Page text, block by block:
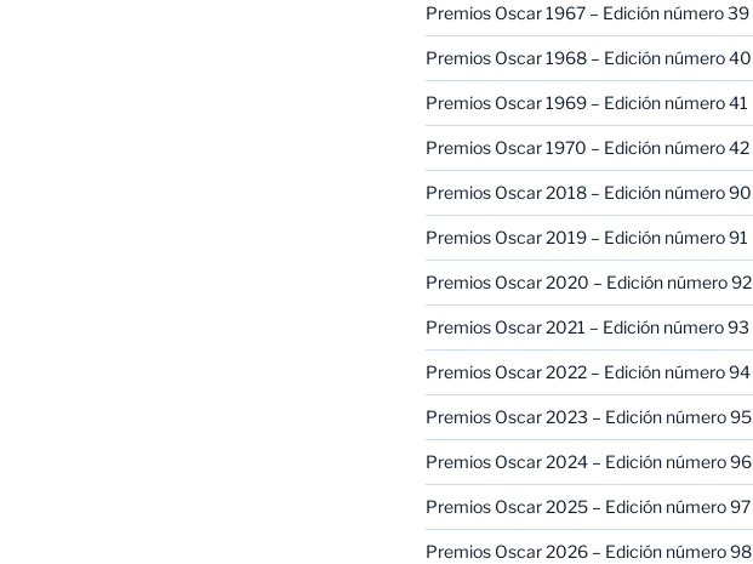
Premios Oscar 1967 – Edición número 39
Premios Oscar 1968 – Edición número 40
Premios Oscar 1969 – Edición número 41
Premios Oscar 1970 – Edición número 42
Premios Oscar 2018 – Edición número 90
Premios Oscar 2019 – Edición número 91
Premios Oscar 2020 – Edición número 92
Premios Oscar 2021 – Edición número 93
Premios Oscar 2022 – Edición número 94
Premios Oscar 2023 – Edición número 95
Premios Oscar 2024 – Edición número 96
Premios Oscar 2025 – Edición número 97
Premios Oscar 2026 – Edición número 98